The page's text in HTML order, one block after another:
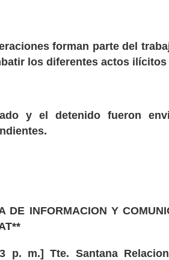
forman parte del
los diferentes actos
y el detenido fueron
DE INFORMACION Y
p. m.] Tte. Santana